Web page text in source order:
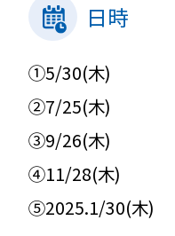
日時
①5/30(木)
②7/25(木)
③9/26(木)
④11/28(木)
⑤2025.1/30(木)